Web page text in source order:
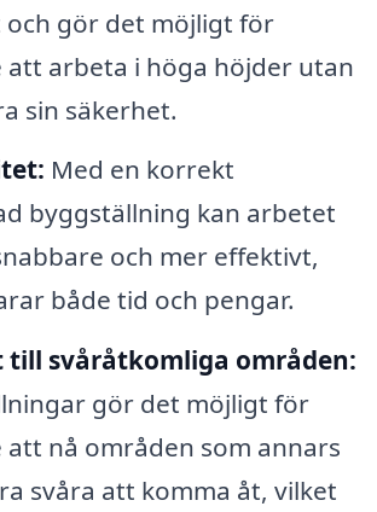
gör det möjligt för
att arbeta i höga höjder utan
sin säkerhet.
Med en korrekt
byggställning kan arbetet
och mer effektivt,
både tid och pengar.
till svåråtkomliga områden:
gör det möjligt för
nå områden som annars
svåra att komma åt, vilket